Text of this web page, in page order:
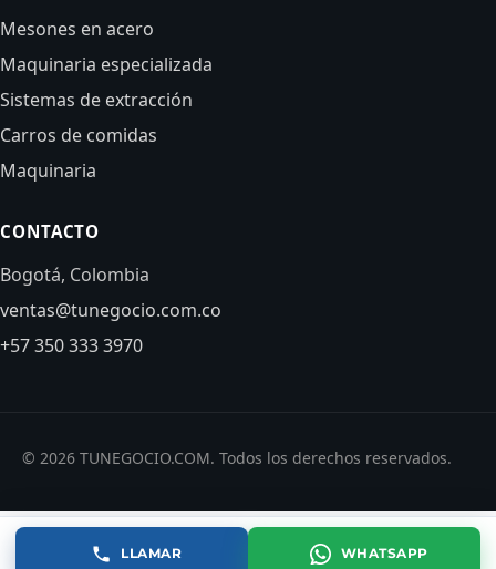
Mesones en acero
Maquinaria especializada
Sistemas de extracción
Carros de comidas
Maquinaria
CONTACTO
Bogotá, Colombia
ventas@tunegocio.com.co
+57 350 333 3970
© 2026 TUNEGOCIO.COM. Todos los derechos reservados.
LLAMAR WHATSAPP